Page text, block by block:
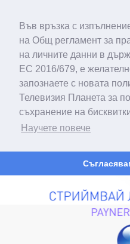
Във връзка с
на Общ регламент за
на личните данни в
ЕС 2016/679, е
запознаете с новата
Телевизия Планета за
съхранение на
Научете повече